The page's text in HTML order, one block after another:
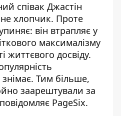
співак Джастін
хлопчик. Проте
він втрапляє у
максималізму
життєвого досвіду.
знімає. Тим більше,
заарештували за
повідомляє PageSix.